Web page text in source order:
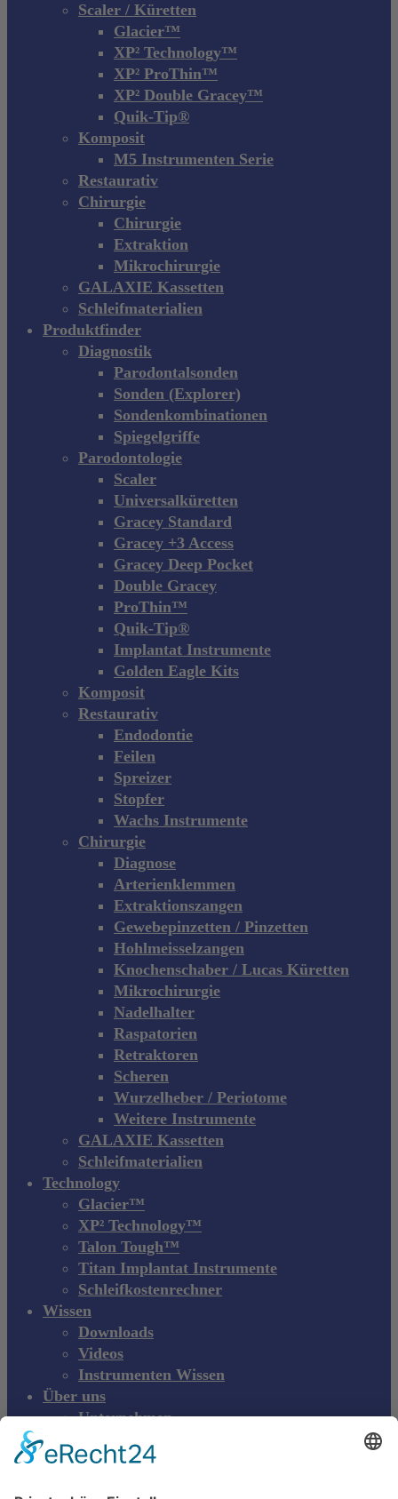
Scaler / Küretten
Glacier™
XP² Technology™
XP² ProThin™
XP² Double Gracey™
Quik-Tip®
Komposit
M5 Instrumenten Serie
Restaurativ
Chirurgie
Chirurgie
Extraktion
Mikrochirurgie
GALAXIE Kassetten
Schleifmaterialien
Produktfinder
Diagnostik
Parodontalsonden
Sonden (Explorer)
Sondenkombinationen
Spiegelgriffe
Parodontologie
Scaler
Universalküretten
Gracey Standard
Gracey +3 Access
Gracey Deep Pocket
Double Gracey
ProThin™
Quik-Tip®
Implantat Instrumente
Golden Eagle Kits
Komposit
Restaurativ
Endodontie
Feilen
Spreizer
Stopfer
Wachs Instrumente
Chirurgie
Diagnose
Arterienklemmen
Extraktionszangen
Gewebepinzetten / Pinzetten
Hohlmeisselzangen
Knochenschaber / Lucas Küretten
Mikrochirurgie
Nadelhalter
Raspatorien
Retraktoren
Scheren
Wurzelheber / Periotome
Weitere Instrumente
GALAXIE Kassetten
Schleifmaterialien
Technology
Glacier™
XP² Technology™
Talon Tough™
Titan Implantat Instrumente
Schleifkostenrechner
Wissen
Downloads
Videos
Instrumenten Wissen
Über uns
Unternehmen
Kontakt